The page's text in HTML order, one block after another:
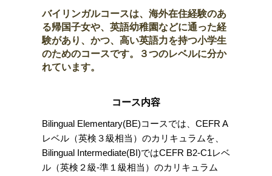
バイリンガルコースは、海外在住経験のあ
る帰国子女や、英語幼稚園などに通った経
験があり、かつ、高い英語力を持つ小学生
のためのコースです。３つのレベルに分か
れています。
コース内容
Bilingual Elementary(BE)コースでは、CEFR A
レベル（英検３級相当）のカリキュラムを、
Bilingual Intermediate(BI)ではCEFR B2-C1レベ
ル（英検２級-準１級相当）のカリキュラム